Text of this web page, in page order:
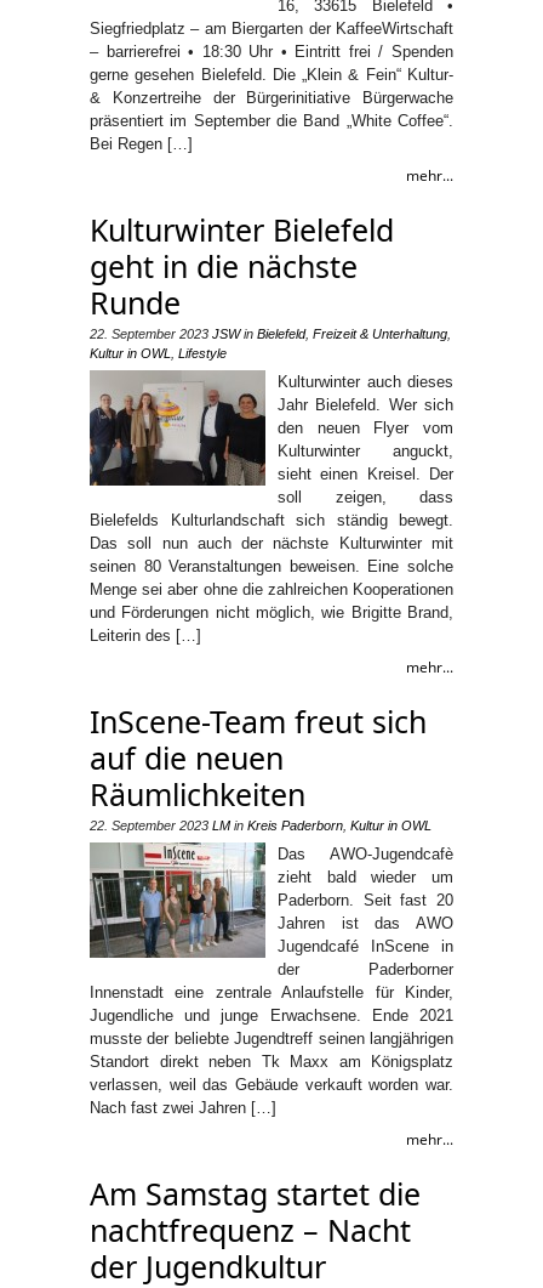
16, 33615 Bielefeld •
Siegfriedplatz – am Biergarten der KaffeeWirtschaft
– barrierefrei • 18:30 Uhr • Eintritt frei / Spenden
gerne gesehen Bielefeld. Die „Klein & Fein“ Kultur-
& Konzertreihe der Bürgerinitiative Bürgerwache
präsentiert im September die Band „White Coffee“.
Bei Regen […]
mehr...
Kulturwinter Bielefeld
geht in die nächste
Runde
22. September 2023 JSWin Bielefeld, Freizeit & Unterhaltung
Kultur in OWL
Lifestyle
Kulturwinter auch dieses
Jahr Bielefeld. Wer sich
den neuen Flyer vom
Kulturwinter anguckt,
sieht einen Kreisel. Der
soll zeigen, dass
Bielefelds Kulturlandschaft sich ständig bewegt.
Das soll nun auch der nächste Kulturwinter mit
seinen 80 Veranstaltungen beweisen. Eine solche
Menge sei aber ohne die zahlreichen Kooperationen
und Förderungen nicht möglich, wie Brigitte Brand,
Leiterin des […]
mehr...
InScene-Team freut sich
auf die neuen
Räumlichkeiten
22. September 2023 LM in Kreis Paderborn Kultur in OWL
Das AWO-Jugendcafè
zieht bald wieder um
Paderborn. Seit fast 20
Jahren ist das AWO
Jugendcafé InScene in
der Paderborner
Innenstadt eine zentrale Anlaufstelle für Kinder,
Jugendliche und junge Erwachsene. Ende 2021
musste der beliebte Jugendtreff seinen langjährigen
Standort direkt neben Tk Maxx am Königsplatz
verlassen, weil das Gebäude verkauft worden war.
Nach fast zwei Jahren […]
mehr...
Am Samstag startet die
nachtfrequenz – Nacht
der Jugendkultur